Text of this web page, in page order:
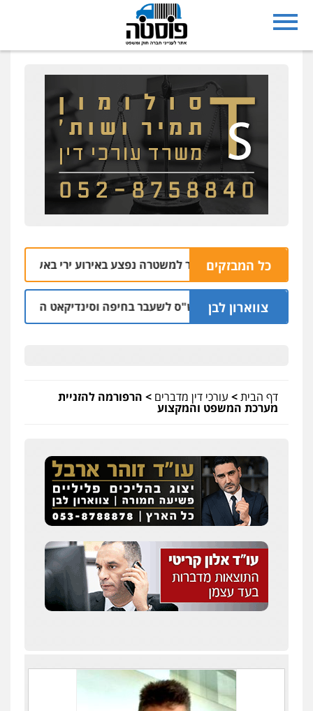
כל המבזקיםמוכר למשטרה נפצע באירוע ירי באשדוד
צווארון לבן
כתב אישום: יו"ר ש"ס לשעבר בחיפה וסינדיקאט ההלוואות של
דף הבית> עורכי דין מדברים > הרפורמה להזניית
מערכת המשפט והמקצוע